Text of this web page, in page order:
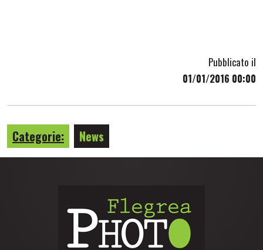
Pubblicato il
01/01/2016 00:00
Categorie: News